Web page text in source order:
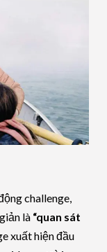
challenge,
là “quan sát
xuất hiện đầu